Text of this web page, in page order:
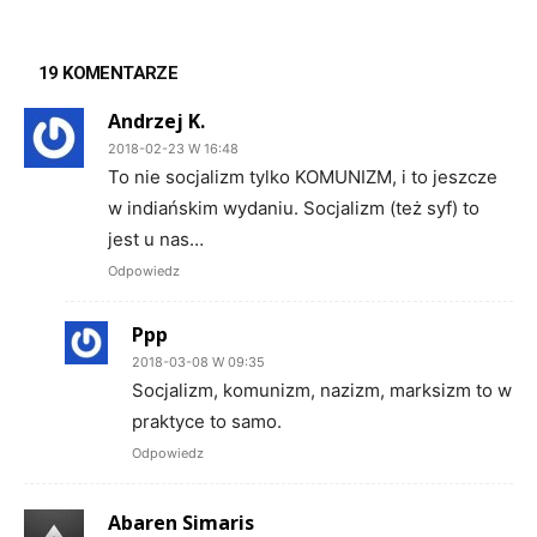
19 KOMENTARZE
Andrzej K.
2018-02-23 W 16:48
To nie socjalizm tylko KOMUNIZM, i to jeszcze
w indiańskim wydaniu. Socjalizm (też syf) to
jest u nas…
Odpowiedz
Ppp
2018-03-08 W 09:35
Socjalizm, komunizm, nazizm, marksizm to w
praktyce to samo.
Odpowiedz
Abaren Simaris